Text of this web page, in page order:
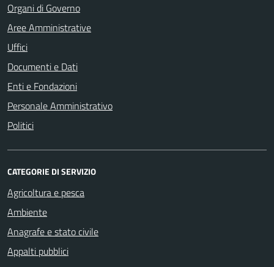
Organi di Governo
Aree Amministrative
Uffici
Documenti e Dati
Enti e Fondazioni
Personale Amministrativo
Politici
CATEGORIE DI SERVIZIO
Agricoltura e pesca
Ambiente
Anagrafe e stato civile
Appalti pubblici